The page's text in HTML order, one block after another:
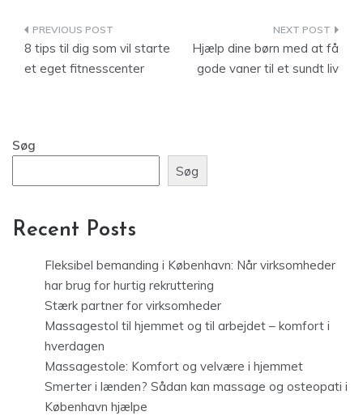
Indlægsnavigation
8 tips til dig som vil starte
et eget fitnesscenter
Hjælp dine børn med at få
gode vaner til et sundt liv
Søg
Søg
Recent Posts
Fleksibel bemanding i København: Når virksomheder
har brug for hurtig rekruttering
Stærk partner for virksomheder
Massagestol til hjemmet og til arbejdet – komfort i
hverdagen
Massagestole: Komfort og velvære i hjemmet
Smerter i lænden? Sådan kan massage og osteopati i
København hjælpe